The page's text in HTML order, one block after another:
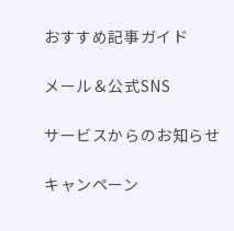
おすすめ記事ガイド
メール＆公式SNS
サービスからのお知らせ
キャンペーン